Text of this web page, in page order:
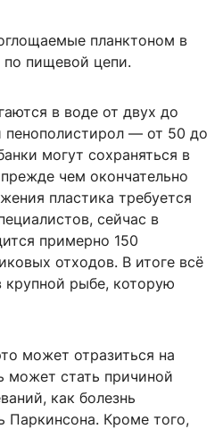
планктоном в
по пищевой цепи.
в воде от двух до
пенополистирол — от 50 до
могут сохраняться в
чем окончательно
пластика требуется
сейчас в
примерно 150
отходов. В итоге всё
крупной рыбе, которую
может отразиться на
может стать причиной
как болезнь
Паркинсона. Кроме того,